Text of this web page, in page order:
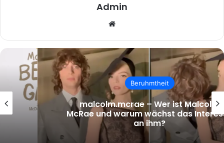
Admin
Beruhmtheit
malcolm.mcrae – Wer ist Malcolm
McRae und warum wächst das Interesse
an ihm?